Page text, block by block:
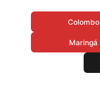
Colombo
Maringá